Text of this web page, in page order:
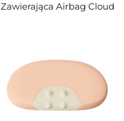
Zawierająca Airbag Cloud